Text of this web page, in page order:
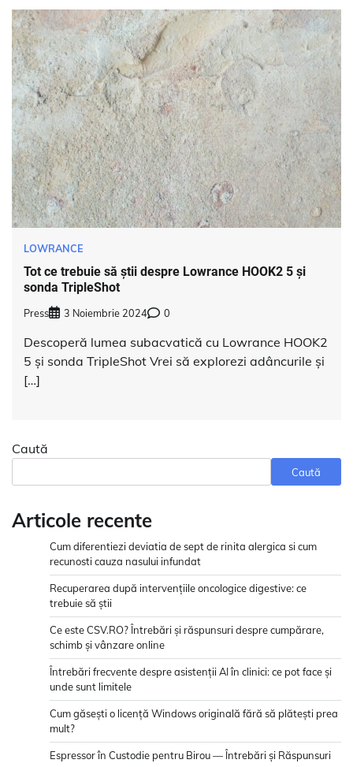
LOWRANCE
Tot ce trebuie să știi despre Lowrance HOOK2 5 și
sonda TripleShot
Press 3 Noiembrie 2024 0
Descoperă lumea subacvatică cu Lowrance HOOK2
5 și sonda TripleShot Vrei să explorezi adâncurile și
[…]
Caută
Caută
Articole recente
Cum diferentiezi deviatia de sept de rinita alergica si cum
recunosti cauza nasului infundat
Recuperarea după intervențiile oncologice digestive: ce
trebuie să știi
Ce este CSV.RO? Întrebări și răspunsuri despre cumpărare,
schimb și vânzare online
Întrebări frecvente despre asistenții AI în clinici: ce pot face și
unde sunt limitele
Cum găsești o licență Windows originală fără să plătești prea
mult?
Espressor în Custodie pentru Birou — Întrebări și Răspunsuri